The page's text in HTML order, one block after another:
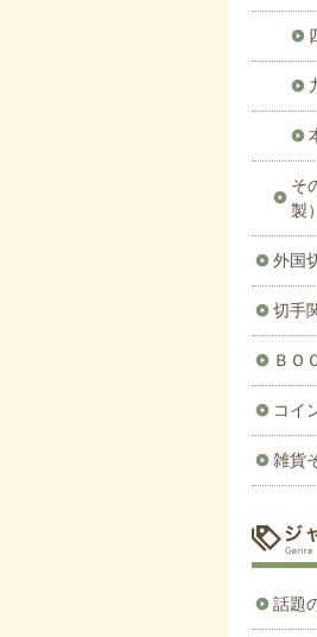
そ
製）
外国
切手
ＢＯ
コイ
雑貨
話題